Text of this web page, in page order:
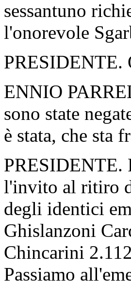
sessantuno
l'onorevole
PRESIDENTE.
ENNIO
sono state
è stata, che sta
PRESIDENTE.
l'invito al ritiro
degli identici
Ghislanzoni
Chincarini
Passiamo